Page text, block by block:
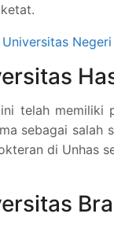
Universitas
telah memiliki
sebagai salah
di Unhas